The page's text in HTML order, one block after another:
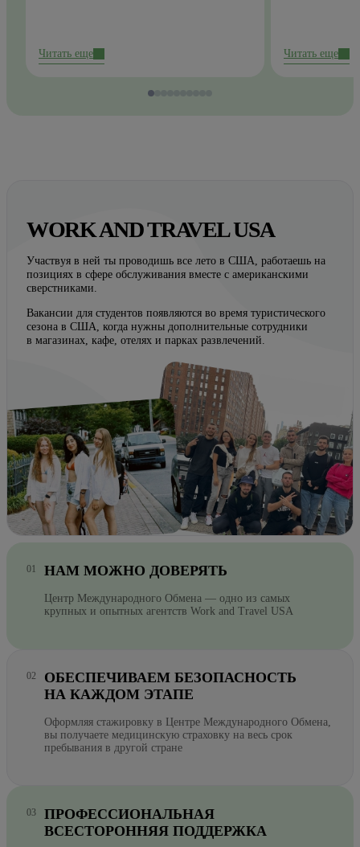
Читать еще Читать еще
WORK AND TRAVEL USA
Участвуя в ней ты проводишь все лето в США, работаешь на
позициях в сфере обслуживания вместе с американскими
сверстниками.
Вакансии для студентов появляются во время туристического
сезона в США, когда нужны дополнительные сотрудники
в магазинах, кафе, отелях и парках развлечений.
НАМ МОЖНО ДОВЕРЯТЬ
Центр Международного Обмена — одно из самых
крупных и опытных агентств Work and Travel USA
ОБЕСПЕЧИВАЕМ БЕЗОПАСНОСТЬ
НА КАЖДОМ ЭТАПЕ
Оформляя стажировку в Центре Международного Обмена,
вы получаете медицинскую страховку на весь срок
пребывания в другой стране
ПРОФЕССИОНАЛЬНАЯ
ВСЕСТОРОННЯЯ ПОДДЕРЖКА